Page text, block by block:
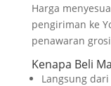
Harga
pengiriman ke
penawaran
Kenapa Beli
Langsung